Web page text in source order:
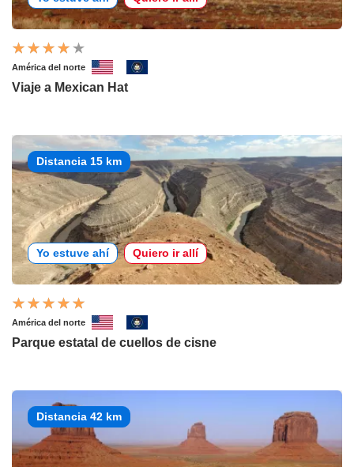
América del norte
Viaje a Mexican Hat
Distancia 15 km
Yo estuve ahí Quiero ir allí
América del norte
Parque estatal de cuellos de cisne
Distancia 42 km